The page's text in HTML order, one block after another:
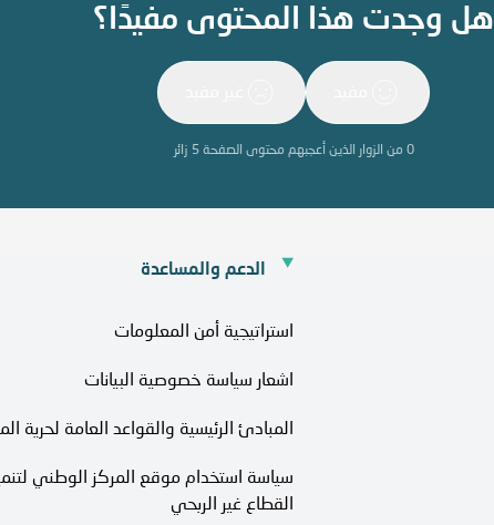
هل وجدت هذا المحتوى مفيدًا؟
0 من الزوار الذين أعجبهم محتوى الصفحة5 زائر
الدعم والمساعدة
استراتيجية أمن المعلومات
اشعار سياسة خصوصية البيانات
المبادئ الرئيسية والقواعد العامة لحرية
سياسة استخدام موقع المركز الوطني
القطاع غير الربحي